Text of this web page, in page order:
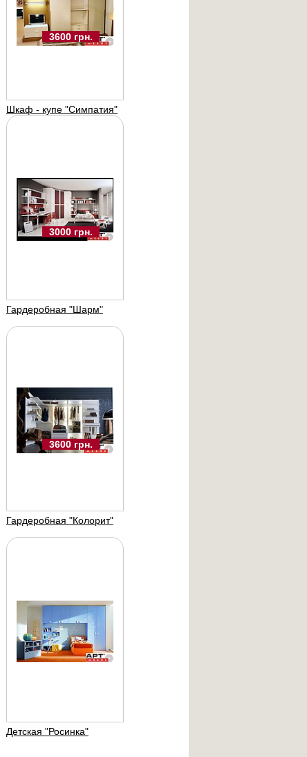
3600 UAH
- купе
2500 UAH
3600 грн.
Шкаф - купе "Симпатия"
3000 грн.
Гардеробная "Шарм"
3600 грн.
Гардеробная "Колорит"
Детская "Росинка"